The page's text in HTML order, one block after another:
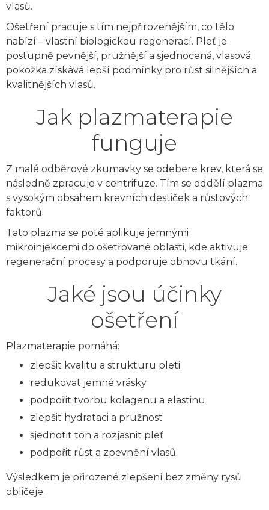
vlasů.
Ošetření pracuje s tím nejpřirozenějším, co tělo
nabízí – vlastní biologickou regenerací. Pleť je
postupně pevnější, pružnější a sjednocená, vlasová
pokožka získává lepší podmínky pro růst silnějších a
kvalitnějších vlasů.
Jak plazmaterapie
funguje
Z malé odběrové zkumavky se odebere krev, která se
následně zpracuje v centrifuze. Tím se oddělí plazma
s vysokým obsahem krevních destiček a růstových
faktorů.
Tato plazma se poté aplikuje jemnými
mikroinjekcemi do ošetřované oblasti, kde aktivuje
regenerační procesy a podporuje obnovu tkání.
Jaké jsou účinky
ošetření
Plazmaterapie pomáhá:
zlepšit kvalitu a strukturu pleti
redukovat jemné vrásky
podpořit tvorbu kolagenu a elastinu
zlepšit hydrataci a pružnost
sjednotit tón a rozjasnit pleť
podpořit růst a zpevnění vlasů
Výsledkem je přirozené zlepšení bez změny rysů
obličeje.